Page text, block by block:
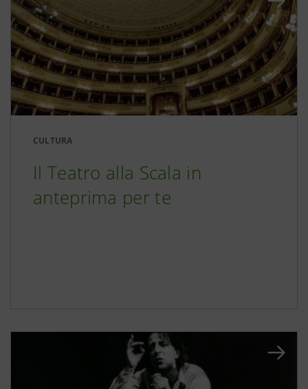
CULTURA
Il Teatro alla Scala in
anteprima per te